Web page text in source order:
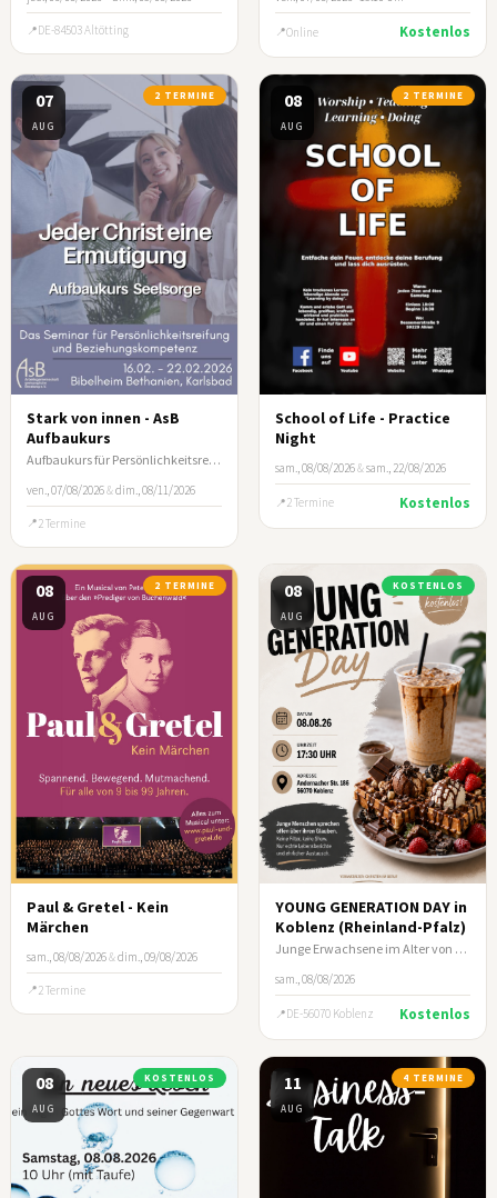
DE-84503 Altötting Online Kostenlos
07
AUG
2 TERMINE
Stark von innen - AsB
Aufbaukurs
Aufbaukurs für Persönlichkeitsreifung und Beziehungskompetenz
ven., 07/08/2026&dim., 08/11/2026
2 Termine
08
AUG
2 TERMINE
School of Life - Practice
Night
sam., 08/08/2026&sam., 22/08/2026
2 Termine Kostenlos
08
AUG
2 TERMINE
Paul & Gretel - Kein
Märchen
sam., 08/08/2026&dim., 09/08/2026
2 Termine
08
AUG
KOSTENLOS
YOUNG GENERATION DAY in
Koblenz (Rheinland-Pfalz)
Junge Erwachsene im Alter von ca. 17-35 Jahre
sam., 08/08/2026
DE-56070 Koblenz Kostenlos
08
AUG
KOSTENLOS 11
AUG
4 TERMINE